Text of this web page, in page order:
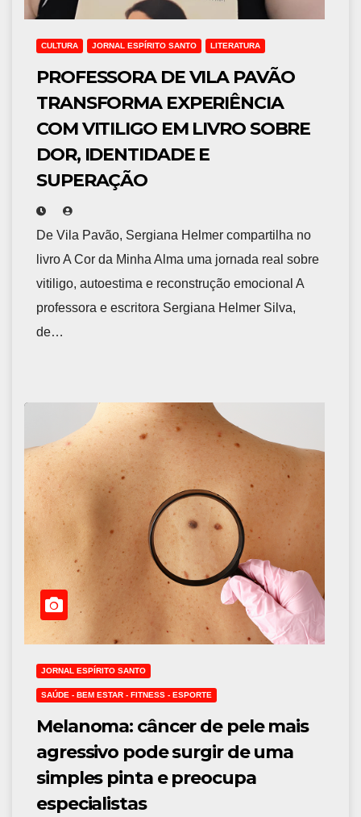
CULTURA JORNAL ESPÍRITO SANTO LITERATURA
PROFESSORA DE VILA PAVÃO
TRANSFORMA EXPERIÊNCIA
COM VITILIGO EM LIVRO SOBRE
DOR, IDENTIDADE E
SUPERAÇÃO
De Vila Pavão, Sergiana Helmer compartilha no
livro A Cor da Minha Alma uma jornada real sobre
vitiligo, autoestima e reconstrução emocional A
professora e escritora Sergiana Helmer Silva,
de…
JORNAL ESPÍRITO SANTO
SAÚDE - BEM ESTAR - FITNESS - ESPORTE
Melanoma: câncer de pele mais
agressivo pode surgir de uma
simples pinta e preocupa
especialistas